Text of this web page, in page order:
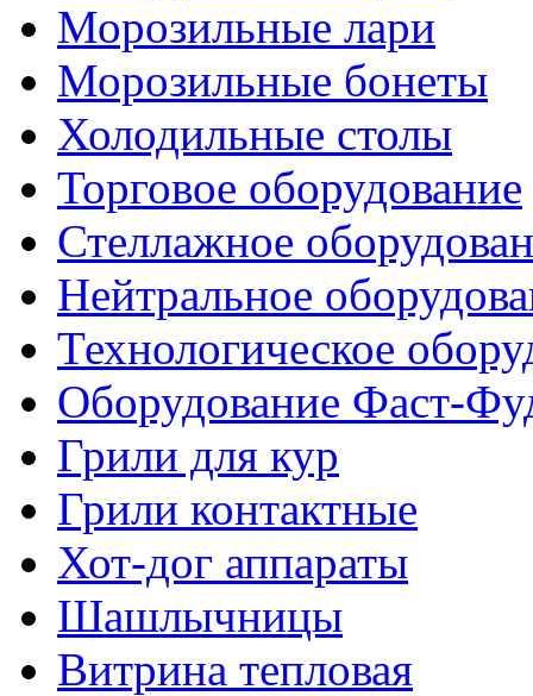
Морозильные лари
Морозильные бонеты
Холодильные столы
Торговое оборудование
Стеллажное
Нейтральное
Технологическое
Оборудование Фаст-
Грили для кур
Грили контактные
Хот-дог аппараты
Шашлычницы
Витрина тепловая